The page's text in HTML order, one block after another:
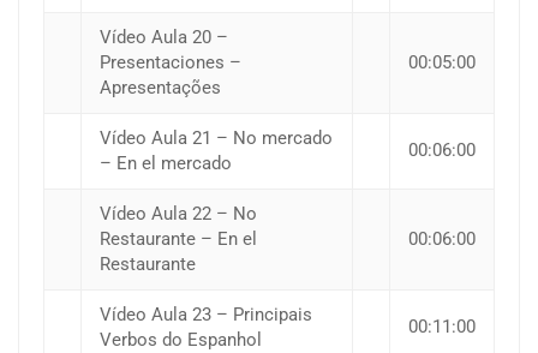
Vídeo Aula 20 –
Presentaciones –
Apresentações
00:05:00
Vídeo Aula 21 – No mercado
– En el mercado
00:06:00
Vídeo Aula 22 – No
Restaurante – En el
Restaurante
00:06:00
Vídeo Aula 23 – Principais
Verbos do Espanhol
00:11:00